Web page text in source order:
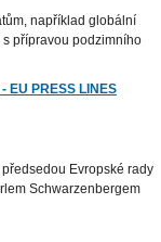
například globální
přípravou podzimního
EU PRESS LINES
Evropské rady
Schwarzenbergem